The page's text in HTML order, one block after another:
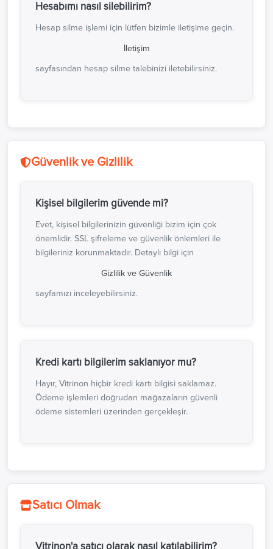
Hesabımı nasıl silebilirim?
Hesap silme işlemi için lütfen bizimle iletişime geçin.
İletişim
sayfasından hesap silme talebinizi iletebilirsiniz.
Güvenlik ve Gizlilik
Kişisel bilgilerim güvende mi?
Evet, kişisel bilgilerinizin güvenliği bizim için çok
önemlidir. SSL şifreleme ve güvenlik önlemleri ile
bilgileriniz korunmaktadır. Detaylı bilgi için
Gizlilik ve Güvenlik
sayfamızı inceleyebilirsiniz.
Kredi kartı bilgilerim saklanıyor mu?
Hayır, Vitrinon hiçbir kredi kartı bilgisi saklamaz.
Ödeme işlemleri doğrudan mağazaların güvenli
ödeme sistemleri üzerinden gerçekleşir.
Satıcı Olmak